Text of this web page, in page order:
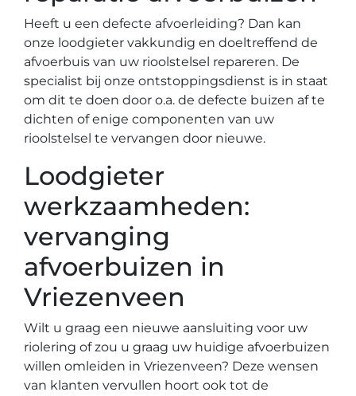
Heeft u een defecte afvoerleiding? Dan kan
onze loodgieter vakkundig en doeltreffend de
afvoerbuis van uw rioolstelsel repareren. De
specialist bij onze ontstoppingsdienst is in staat
om dit te doen door o.a. de defecte buizen af te
dichten of enige componenten van uw
rioolstelsel te vervangen door nieuwe.
Loodgieter
werkzaamheden:
vervanging
afvoerbuizen in
Vriezenveen
Wilt u graag een nieuwe aansluiting voor uw
riolering of zou u graag uw huidige afvoerbuizen
willen omleiden in Vriezenveen? Deze wensen
van klanten vervullen hoort ook tot de